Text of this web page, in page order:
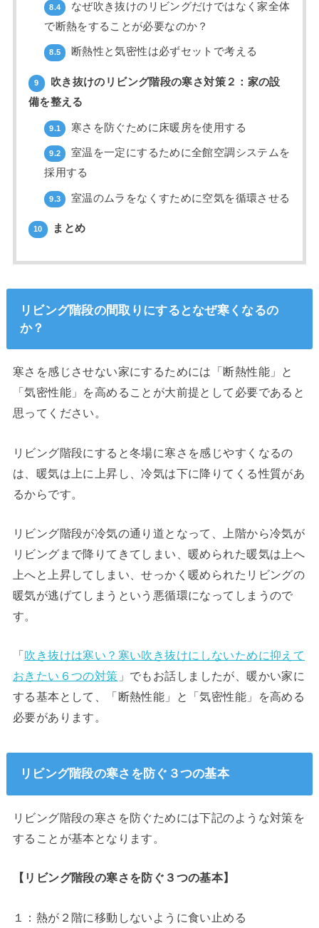
8.4
なぜ吹き抜けのリビングだけではなく家全体
で断熱をすることが必要なのか？
8.5 断熱性と気密性は必ずセットで考える
9
吹き抜けのリビング階段の寒さ対策２：家の設
備を整える
9.1 寒さを防ぐために床暖房を使用する
9.2
室温を一定にするために全館空調システムを
採用する
9.3 室温のムラをなくすために空気を循環させる
10 まとめ
リビング階段の間取りにするとなぜ寒くなるの
か？
寒さを感じさせない家にするためには「断熱性能」と
「気密性能」を高めることが大前提として必要であると
思ってください。
リビング階段にすると冬場に寒さを感じやすくなるの
は、暖気は上に上昇し、冷気は下に降りてくる性質があ
るからです。
リビング階段が冷気の通り道となって、上階から冷気が
リビングまで降りてきてしまい、暖められた暖気は上へ
上へと上昇してしまい、せっかく暖められたリビングの
暖気が逃げてしまうという悪循環になってしまうので
す。
「 吹き抜けは寒い？寒い吹き抜けにしないために抑えて
おきたい６つの対策 」でもお話しましたが、暖かい家に
する基本として、「断熱性能」と「気密性能」を高める
必要があります。
リビング階段の寒さを防ぐ３つの基本
リビング階段の寒さを防ぐためには下記のような対策を
することが基本となります。
【リビング階段の寒さを防ぐ３つの基本】
１：熱が２階に移動しないように食い止める